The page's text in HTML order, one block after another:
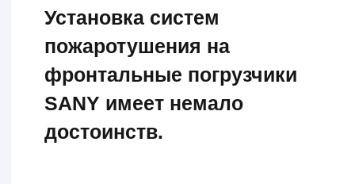
Всегда на связи
Остались вопросы?
Заполните форму и наш
специалист
свяжется с вами.